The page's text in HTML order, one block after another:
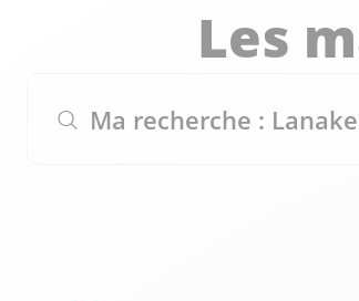
Les
Ma recherche :